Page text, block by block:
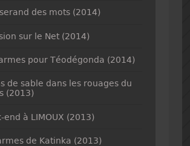
des mots (2014)
sur le Net (2014)
pour Téodégonda (2014)
de sable dans les rouages du
(2013)
end à LIMOUX (2013)
de Katinka (2013)